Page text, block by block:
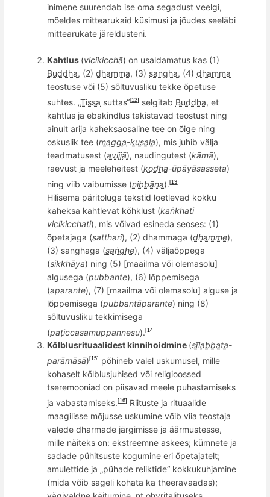
inimene suurendab ise oma segadust veelgi,
mõeldes mittearukaid küsimusi ja jõudes seeläbi
mittearukate järeldusteni.
Kahtlus (vicikicchā) on usaldamatus kas (1)
Buddha, (2) dhamma, (3) sangha, (4) dhamma
teostuse või (5) sõltuvusliku tekke õpetuse
suhtes. „Tissa suttas“[12] selgitab Buddha, et
kahtlus ja ebakindlus takistavad teostust ning
ainult arija kaheksaosaline tee on õige ning
oskuslik tee (magga-kusala), mis juhib välja
teadmatusest (avijjā), naudingutest (kāmā),
raevust ja meeleheitest (kodha-ūpāyā­sas­seta)
ning viib vaibumisse (nibbāna). [13]
Hilisema päritoluga tekstid loetlevad kokku
kaheksa kahtlevat kõhklust (kaṅkhati
vicikicchati), mis võivad esineda seoses: (1)
õpetajaga (satthari), (2) dhammaga (dhamme),
(3) sanghaga (saṅghe), (4) väljaõppega
(sikkhāya) ning (5) [maailma või olemasolu]
algusega (pubbante), (6) lõppemisega
(aparante), (7) [maailma või olemasolu] alguse ja
lõppemisega (pubbantāparante) ning (8)
sõltuvusliku tekkimisega
(paṭiccasamuppannesu). [14]
Kõlblusrituaalidest kinnihoidmine (sīlabbata-
parāmāsā) [15] põhineb valel uskumusel, mille
kohaselt kõlblusjuhised või religioossed
tseremooniad on piisavad meele puhastamiseks
ja vabastamiseks. [16]
Riituste ja rituaalide
maagilisse mõjusse uskumine võib viia teostaja
valede dharmade järgimisse ja äärmustesse,
mille näiteks on: ekstreemne askees; kümnete ja
sadade pühitsuste kogumine eri õpetajatelt;
amulettide ja „pühade reliktide“ kokkukuhjamine
(mida võib sageli kohata ka theeravaadas);